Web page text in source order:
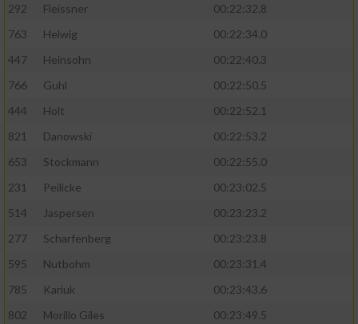
292
Fleissner
00:22:32.8
763
Helwig
00:22:34.0
447
Heinsohn
00:22:40.3
766
Guhl
00:22:50.5
444
Holt
00:22:52.1
821
Danowski
00:22:53.2
653
Stockmann
00:22:55.0
231
Peilicke
00:23:02.5
514
Jaspersen
00:23:23.2
277
Scharfenberg
00:23:23.8
595
Nutbohm
00:23:31.4
785
Kariuk
00:23:43.6
802
Morillo Giles
00:23:49.5